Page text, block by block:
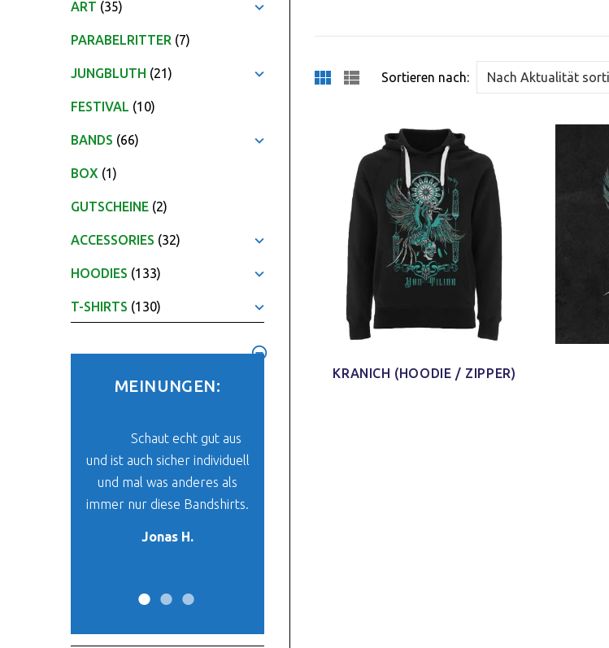
ART (35)
PARABELRITTER (7)
JUNGBLUTH (21)
FESTIVAL (10)
BANDS (66)
BOX (1)
GUTSCHEINE (2)
ACCESSORIES (32)
HOODIES (133)
T-SHIRTS (130)
MEINUNGEN:
Schaut echt gut aus
und ist auch sicher individuell
und mal was anderes als
immer nur diese Bandshirts.
Jonas H.
Sortieren nach:
KRANICH (HOODIE / ZIPPER)